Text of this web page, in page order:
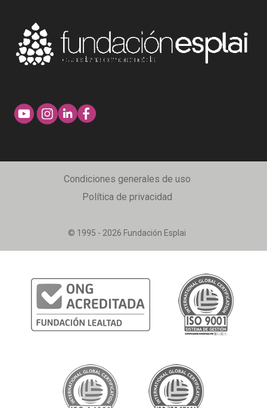
© 1995 - 2026 Fundación Esplai
Condiciones generales de uso
Política de privacidad